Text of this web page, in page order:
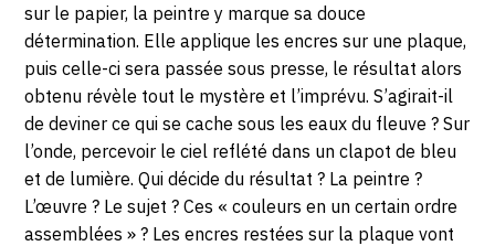
sur le papier, la peintre y marque sa douce
détermination. Elle applique les encres sur une plaque,
puis celle-ci sera passée sous presse, le résultat alors
obtenu révèle tout le mystère et l’imprévu. S’agirait-il
de deviner ce qui se cache sous les eaux du fleuve ? Sur
l’onde, percevoir le ciel reflété dans un clapot de bleu
et de lumière. Qui décide du résultat ? La peintre ?
L’œuvre ? Le sujet ? Ces « couleurs en un certain ordre
assemblées » ? Les encres restées sur la plaque vont